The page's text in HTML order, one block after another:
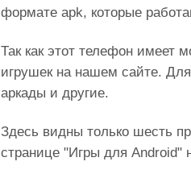
формате apk, которые
Так как этот телефон имеет
игрушек на нашем сайте.
аркады и другие.
Здесь видны только шесть
странице "Игры для Android"